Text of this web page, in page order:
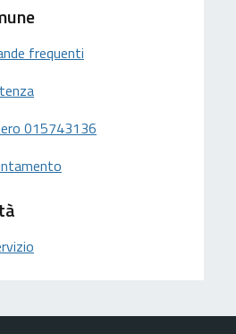
frequenti
015743136